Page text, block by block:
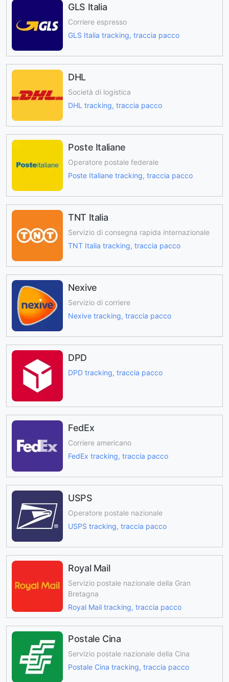
GLS Italia
Corriere espresso
GLS Italia tracking, traccia pacco
DHL
Società di logistica
DHL tracking, traccia pacco
Poste Italiane
Operatore postale federale
Poste Italiane tracking, traccia pacco
TNT Italia
Servizio di consegna rapida internazionale
TNT Italia tracking, traccia pacco
Nexive
Servizio di corriere
Nexive tracking, traccia pacco
DPD
DPD tracking, traccia pacco
FedEx
Corriere americano
FedEx tracking, traccia pacco
USPS
Operatore postale nazionale
USPS tracking, traccia pacco
Royal Mail
Servizio postale nazionale della Gran
Bretagna
Royal Mail tracking, traccia pacco
Postale Cina
Servizio postale nazionale della Cina
Postale Cina tracking, traccia pacco